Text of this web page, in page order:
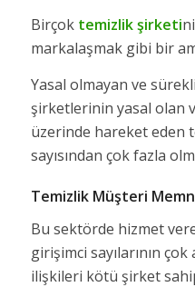
Birçok temizlik şirketi
markalaşmak gibi bir
Yasal olmayan ve
şirketlerinin yasal olan
üzerinde hareket eden
sayısından çok fazla
Temizlik Müşteri
Bu sektörde hizmet
girişimci sayılarının
ilişkileri kötü şirket